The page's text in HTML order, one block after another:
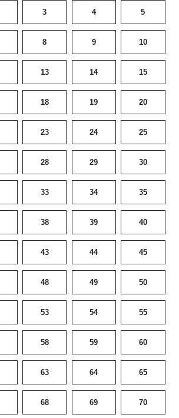
3 4 5
8 9 10
13 14 15
18 19 20
23 24 25
28 29 30
33 34 35
38 39 40
43 44 45
48 49 50
53 54 55
58 59 60
63 64 65
68 69 70